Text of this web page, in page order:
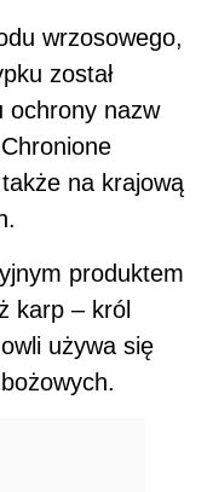
wrzosowego,
został
ochrony nazw
na krajową
produktem
karp – król
używa się